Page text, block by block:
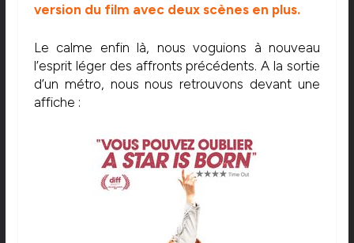
version du film avec deux scènes en plus.
Le calme enfin là, nous voguions à nouveau
l’esprit léger des affronts précédents. A la sortie
d’un métro, nous nous retrouvons devant une
affiche :